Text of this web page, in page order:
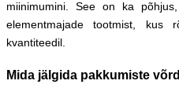
miinimumini. See on ka
elementmajade tootmist, kus
kvantiteedil.
Mida jälgida pakkumiste